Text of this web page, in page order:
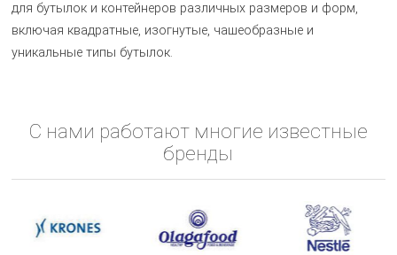
для бутылок и контейнеров различных размеров и форм,
включая квадратные, изогнутые, чашеобразные и
уникальные типы бутылок.
С нами работают многие известные
бренды